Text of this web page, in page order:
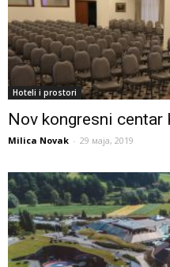
Hoteli i prostori
Nov kongresni
Milica Novak - 29 маја, 2019